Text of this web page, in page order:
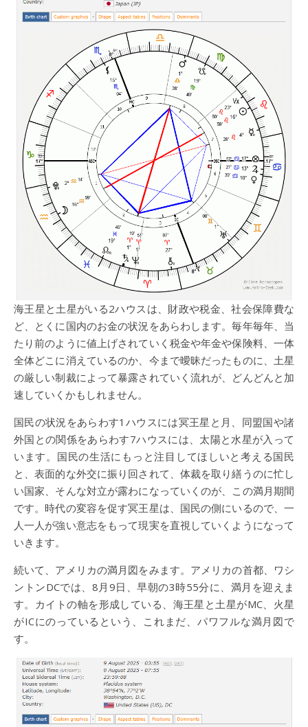
海王星と土星がいる2ハウスは、財政や税金、社会保障費な
ど、とくに国内のお金の状況をあらわします。毎年毎年、当
たり前のように値上げされていく税金や年金や保険料、一体
全体どこに消えているのか、今まで曖昧だったものに、土星
の厳しい制裁によって暴露されていく流れが、どんどんと加
速していくかもしれません。
国民の状況をあらわす1ハウスには冥王星と月、同盟国や諸
外国との関係をあらわす7ハウスには、太陽と水星が入って
います。国民の生活にもっと注目してほしいと考える国民
と、表面的な外交に振り回されて、体裁を取り繕うのに忙し
い国家、そんな対立が露わになっていくのが、この満月期間
です。時代の変容を促す冥王星は、国民の側にいるので、一
人一人が強い意志をもって現実を直視していくようになって
いきます。
続いて、アメリカの満月図をみます。アメリカの首都、ワシ
ントンDCでは、8月9日、早朝の3時55分に、満月を迎えま
す。カイトの軸を形成している、海王星と土星がMC、火星
がICにのっているという、これまだ、パワフルな満月図で
す。